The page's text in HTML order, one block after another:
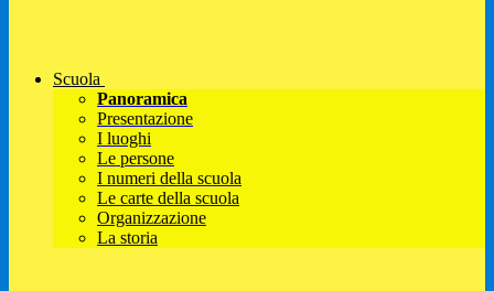
Scuola
Panoramica
Presentazione
I luoghi
Le persone
I numeri della scuola
Le carte della scuola
Organizzazione
La storia